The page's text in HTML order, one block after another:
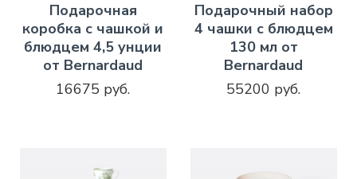
Подарочная
коробка с чашкой и
блюдцем 4,5 унции
от Bernardaud
16675 руб.
Подарочный набор
4 чашки с блюдцем
130 мл от
Bernardaud
55200 руб.